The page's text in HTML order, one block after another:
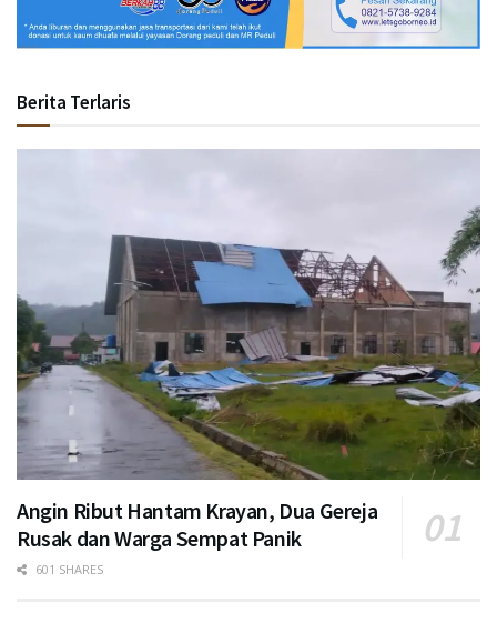
Berita Terlaris
Angin Ribut Hantam Krayan, Dua Gereja
Rusak dan Warga Sempat Panik
601 SHARES